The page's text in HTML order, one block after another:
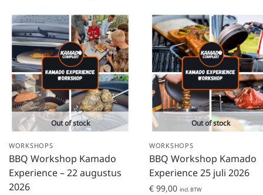
Out of stock
WORKSHOPS
BBQ Workshop Kamado
Experience – 22 augustus
2026
Out of stock
WORKSHOPS
BBQ Workshop Kamado
Experience 25 juli 2026
€ 99,00 incl. BTW